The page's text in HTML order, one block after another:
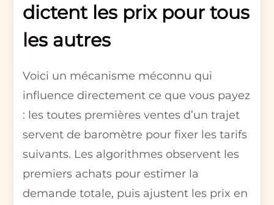
dictent les prix pour tous
les autres
Voici un mécanisme méconnu qui
influence directement ce que vous payez
: les toutes premières ventes d’un trajet
servent de baromètre pour fixer les tarifs
suivants. Les algorithmes observent les
premiers achats pour estimer la
demande totale, puis ajustent les prix en